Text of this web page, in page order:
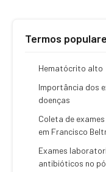
Termos
Hematócrito alto
Importância dos
doenças
Coleta de
em Francisco
Exames
antibióticos no